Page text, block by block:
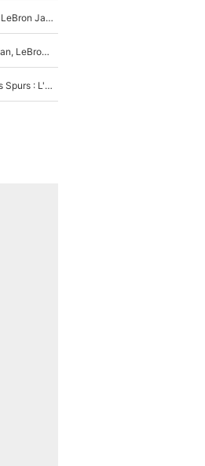
De la NBA au cinéma : Comme Michael Jordan et LeBron James, Victor Wembanyama rêve d'une carrière d'acteur !
The Last Dance sur Netflix : Comme Michael Jordan, LeBron James va avoir le droit à sa série !
Stephen Curry avec Victor Wembanyama chez les Spurs : L'idée d'un trade historique est lancée en NBA !